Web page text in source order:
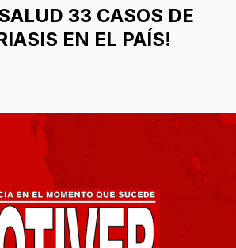
33 CASOS DE
EN EL PAÍS!